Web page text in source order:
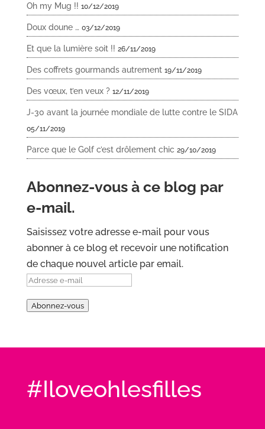
Oh my Mug !! 10/12/2019
Doux doune … 03/12/2019
Et que la lumière soit !! 26/11/2019
Des coffrets gourmands autrement 19/11/2019
Des vœux, t’en veux ? 12/11/2019
J-30 avant la journée mondiale de lutte contre le SIDA
05/11/2019
Parce que le Golf c’est drôlement chic 29/10/2019
Abonnez-vous à ce blog par
e-mail.
Saisissez votre adresse e-mail pour vous
abonner à ce blog et recevoir une notification
de chaque nouvel article par email.
Adresse
mail
Abonnez-vous
#Iloveohlesfilles